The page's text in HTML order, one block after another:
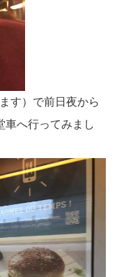
す）で前日夜から
車へ行ってみまし